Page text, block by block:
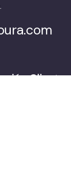
Clientes